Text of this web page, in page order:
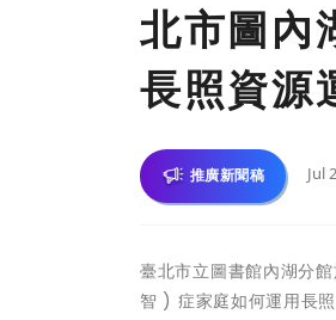
北市圖內
長照資源
推廣新聞稿 Jul
臺北市立圖書館內湖分
智 ) 症家庭如何運用長